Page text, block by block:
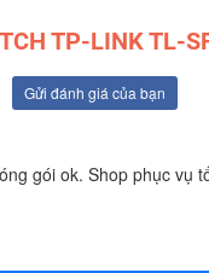
TP-LINK TL-
Gửi đánh giá của bạn
gói ok. Shop phục vụ